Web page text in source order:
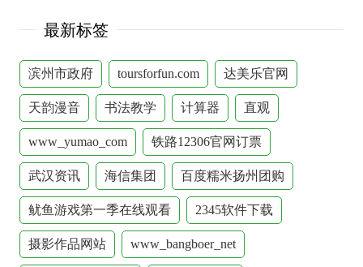
最新标签
滨州市政府 toursforfun.com 达美乐官网
天韵漫音 书法教学 计算器 直观
www_yumao_com 铁路12306官网订票
武汉资讯 海信集团 百度糯米扬州团购
鱿鱼游戏第一季在线观看 2345软件下载
摄影作品网站 www_bangboer_net